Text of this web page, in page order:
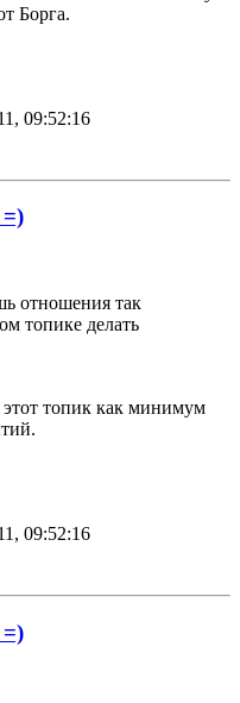
Борга.
09:52:16
отношения так
топике делать
топик как минимум
09:52:16